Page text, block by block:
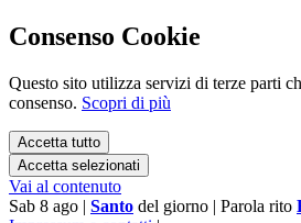
Consenso Cookie
Questo sito utilizza servizi di terze parti
consenso. Scopri di più
Accetta tutto
Accetta selezionati
Vai al contenuto
Sab 8 ago | Santo del giorno | Parola rito